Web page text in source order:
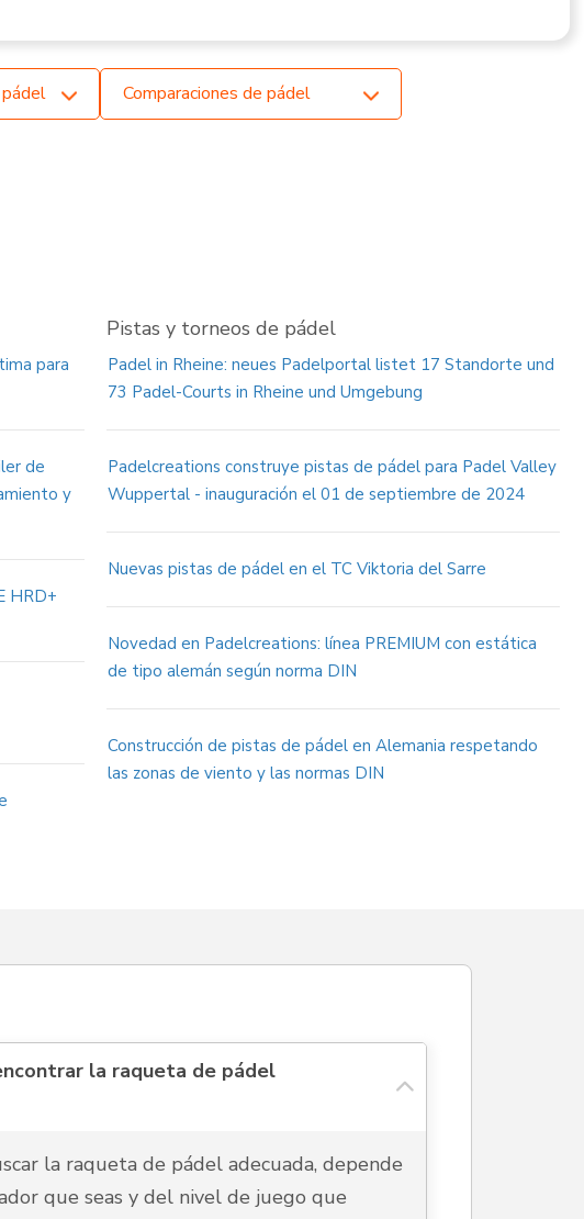
Comparaciones de pádel
para
de
y
HRD+
Pistas y torneos de pádel
Padel in Rheine: neues Padelportal listet 17 Standorte und
73 Padel-Courts in Rheine und Umgebung
Padelcreations construye pistas de pádel para Padel Valley
Wuppertal - inauguración el 01 de septiembre de 2024
Nuevas pistas de pádel en el TC Viktoria del Sarre
Novedad en Padelcreations: línea PREMIUM con estática
de tipo alemán según norma DIN
Construcción de pistas de pádel en Alemania respetando
las zonas de viento y las normas DIN
la raqueta de pádel
la raqueta de pádel adecuada, depende
que seas y del nivel de juego que